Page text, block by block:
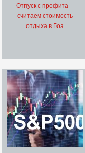
Отпуск с профита –
считаем стоимость
отдыха в Гоа